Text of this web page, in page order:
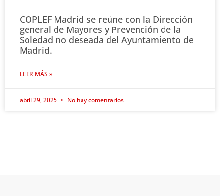
COPLEF Madrid se reúne con la Dirección
general de Mayores y Prevención de la
Soledad no deseada del Ayuntamiento de
Madrid.
LEER MÁS »
abril 29, 2025 No hay comentarios